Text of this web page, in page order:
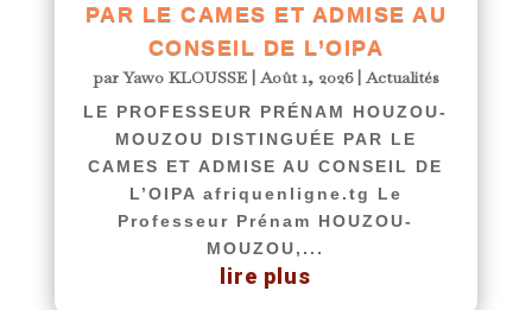
PAR LE CAMES ET ADMISE AU
CONSEIL DE L’OIPA
parYawo KLOUSSE|Août 1, 2026|Actualités
LE PROFESSEUR PRÉNAM HOUZOU-
MOUZOU DISTINGUÉE PAR LE
CAMES ET ADMISE AU CONSEIL DE
L’OIPA afriquenligne.tg Le
Professeur Prénam HOUZOU-
MOUZOU,...
lire plus